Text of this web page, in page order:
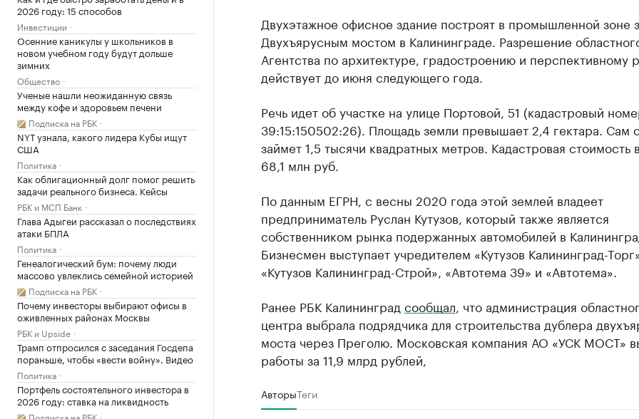
2026 году: 15 способов
Инвестиции
Осенние каникулы у школьников в
новом учебном году будут дольше
зимних
Общество
Ученые нашли неожиданную связь
между кофе и здоровьем печени
Подписка на РБК
NYT узнала, какого лидера Кубы ищут
США
Политика
Как облигационный долг помог решить
задачи реального бизнеса. Кейсы
РБК и МСП Банк
Глава Адыгеи рассказал о последствиях
атаки БПЛА
Политика
Генеалогический бум: почему люди
массово увлеклись семейной историей
Подписка на РБК
Почему инвесторы выбирают офисы в
оживленных районах Москвы
РБК и Upside
Трамп отпросился с заседания Госдепа
пораньше, чтобы «вести войну». Видео
Политика
Портфель состоятельного инвестора в
2026 году: ставка на ликвидность
Двухэтажное офисное здание построят в промышленной зоне
Двухъярусным мостом в Калининграде. Разрешение
Агентства по архитектуре, градостроению и перспективному
действует до июня следующего года.
Речь идет об участке на улице Портовой, 51 (кадастровый
39:15:150502:26). Площадь земли превышает 2,4 гектара. Сам
займет 1,5 тысячи квадратных метров. Кадастровая стоимость
68,1 млн руб.
По данным ЕГРН, с весны 2020 года этой землей владеет
предприниматель Руслан Кутузов, который также является
собственником рынка подержанных автомобилей в
Бизнесмен выступает учредителем «Кутузов Калининград-
«Кутузов Калининград-Строй», «Автотема 39» и «Автотема».
Ранее РБК Калининград сообщал , что администрация
центра выбрала подрядчика для строительства дублера
моста через Преголю. Московская компания АО «УСК МОСТ»
работы за 11,9 млрд рублей,
АвторыТеги